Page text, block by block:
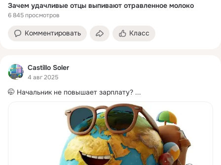
Зачем удачливые отцы выпивают отравленное молоко
6 845 просмотров
Комментировать Класс
Castillo Soler
4 авг 2025
🤭 Начальник не повышает зарплату? ...